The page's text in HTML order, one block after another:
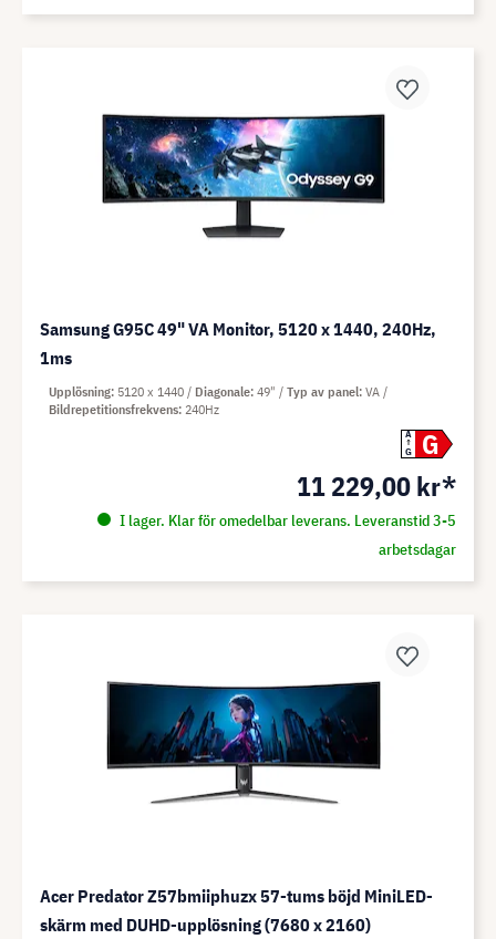
Samsung G95C 49" VA Monitor, 5120 x 1440, 240Hz,
1ms
A
G
G
11 229,00 kr*
I lager. Klar för omedelbar leverans. Leveranstid 3-5
arbetsdagar
Upplösning 5120 x 1440 Diagonale 49" Typ av panel VA
Bildrepetitionsfrekvens 240Hz
Acer Predator Z57bmiiphuzx 57-tums böjd MiniLED-
skärm med DUHD-upplösning (7680 x 2160)